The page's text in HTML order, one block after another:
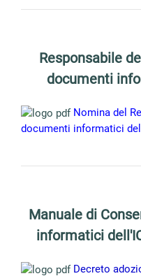
Responsabile
documenti
Nomina del
documenti informatici
Manuale di
informatici
Decreto